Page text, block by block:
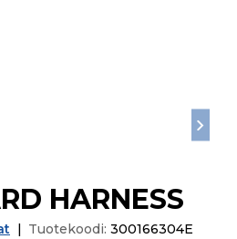
HARNESS
Tuotekoodi: 300166304E